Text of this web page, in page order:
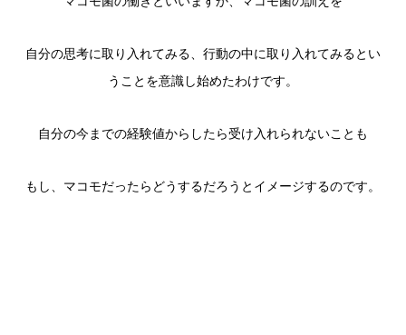
自分の思考に取り入れてみる、行動の中に取り入れてみるとい
うことを意識し始めたわけです。
自分の今までの経験値からしたら受け入れられないことも
もし、マコモだったらどうするだろうとイメージするのです。